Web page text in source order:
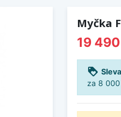
Myčka
19
loyalty
za 8